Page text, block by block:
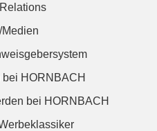
Medien
bei HORNBACH
bei HORNBACH